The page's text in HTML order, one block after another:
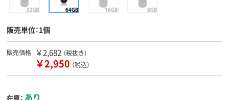
販売単位：1個
販売価格 ￥2,682 （税抜き）
￥2,950 （税込）
在庫： あり